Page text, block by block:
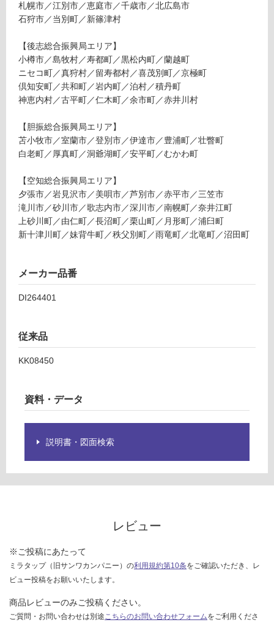
※
商
仕
様
欄
を
ご
認
く
だ
い
対
応
し
て
な
い
札幌市／江別市／恵庭市／千歳市／北広島市
石狩市／当別町／新篠津村
【後志総合振興局エリア】
小樽市／島牧村／寿都町／黒松内町／蘭越町
ニセコ町／真狩村／留寿都村／喜茂別町／京極町
倶知安町／共和町／岩内町／泊村／積丹町
神恵内村／古平町／仁木町／余市町／赤井川村
【胆振総合振興局エリア】
苫小牧市／室蘭市／登別市／伊達市／豊浦町／壮瞥町
白老町／厚真町／洞爺湖町／安平町／むかわ町
【空知総合振興局エリア】
夕張市／岩見沢市／美唄市／芦別市／赤平市／三笠市
滝川市／砂川市／歌志内市／深川市／南幌町／奈井江町
上砂川町／由仁町／長沼町／栗山町／月形町／浦臼町
新十津川町／妹背牛町／秩父別町／雨竜町／北竜町／沼田町
メーカー品番
DI264401
従来品
KK08450
資料・データ
説明書・図面検索
レビュー
※ご投稿にあたって
ミラタップ（旧サンワカンパニー）の利用規約第10条をご確認いただき、レ
ビュー投稿をお願いいたします。
商品レビューのみご投稿ください。
ご質問・お問い合わせは別途こちらのお問い合わせフォームをご利用くださ